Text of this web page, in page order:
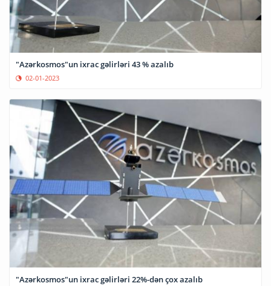
"Azərkosmos"un ixrac gəlirləri 43 % azalıb
02-01-2023
"Azərkosmos"un ixrac gəlirləri 22%-dən çox azalıb